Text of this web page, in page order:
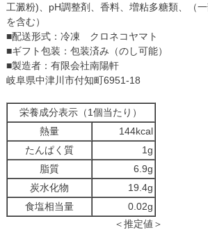
工澱粉)、pH調整剤、香料、増粘多糖類、（
を含む）
■配送形式：冷凍 クロネコヤマト
■ギフト包装：包装済み（のし可能）
■製造者：有限会社南陽軒
岐阜県中津川市付知町6951-18
栄養成分表示（1個当たり）
熱量
144kcal
たんぱく質
1g
脂質
6.9g
炭水化物
19.4g
食塩相当量
0.02g
＜推定値＞